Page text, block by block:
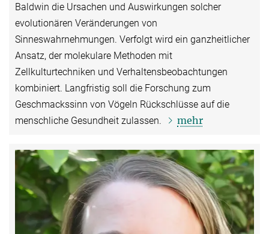
Baldwin die Ursachen und Auswirkungen solcher
evolutionären Veränderungen von
Sinneswahrnehmungen. Verfolgt wird ein ganzheitlicher
Ansatz, der molekulare Methoden mit
Zellkulturtechniken und Verhaltensbeobachtungen
kombiniert. Langfristig soll die Forschung zum
Geschmackssinn von Vögeln Rückschlüsse auf die
menschliche Gesundheit zulassen.
mehr